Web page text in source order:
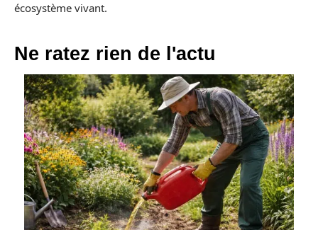
écosystème vivant.
Ne ratez rien de l'actu